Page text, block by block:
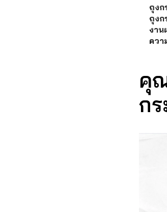
ถุงก
ถุงก
งาน
ควา
คุ
ก